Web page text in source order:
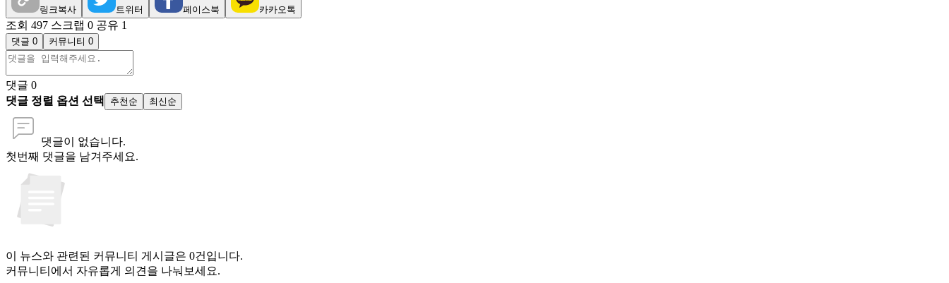
링크복사 트위터 페이스북 카카오톡
조회 497 스크랩 0 공유 1
댓글 0 커뮤니티 0
댓글 0
댓글 정렬 옵션 선택
추천순 최신순
댓글이 없습니다.
첫번째 댓글을 남겨주세요.
이 뉴스와 관련된 커뮤니티 게시글은 0건입니다.
커뮤니티에서 자유롭게 의견을 나눠보세요.